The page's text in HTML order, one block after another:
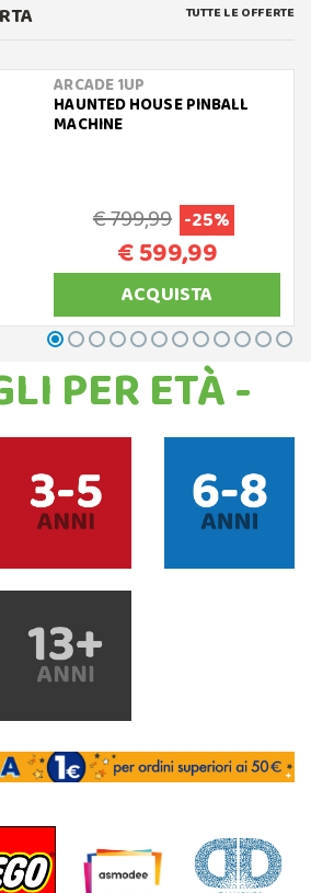
TUTTE LE OFFERTE
ARCADE 1UP
HAUNTED HOUSE PINBALL
MACHINE
€ 799,99 -25%
€ 599,99
ACQUISTA
PER ETÀ -